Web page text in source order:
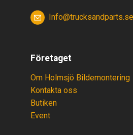
Info@trucksandparts.se
Företaget
Om Holmsjö Bildemontering
Kontakta oss
Butiken
Event